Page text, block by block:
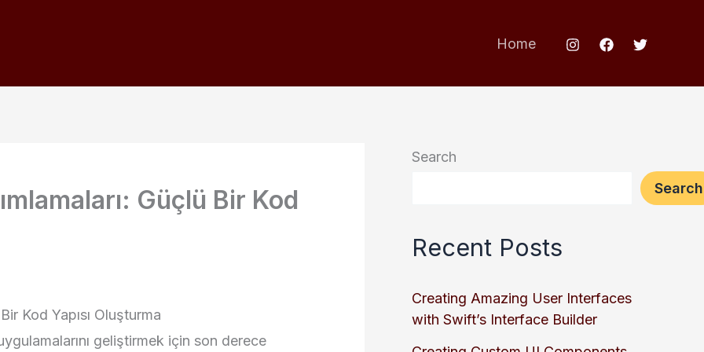
Home
Güçlü Bir Kod
Kod Yapısı Oluşturma
geliştirmek için son derece
Search
Search
Recent Posts
Creating Amazing User Interfaces
with Swift’s Interface Builder